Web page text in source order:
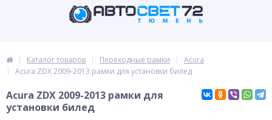
Каталог товаров Переходные рамки
Acura
Acura ZDX 2009-2013 рамки для установки билед
Acura ZDX 2009-2013 рамки для
установки билед